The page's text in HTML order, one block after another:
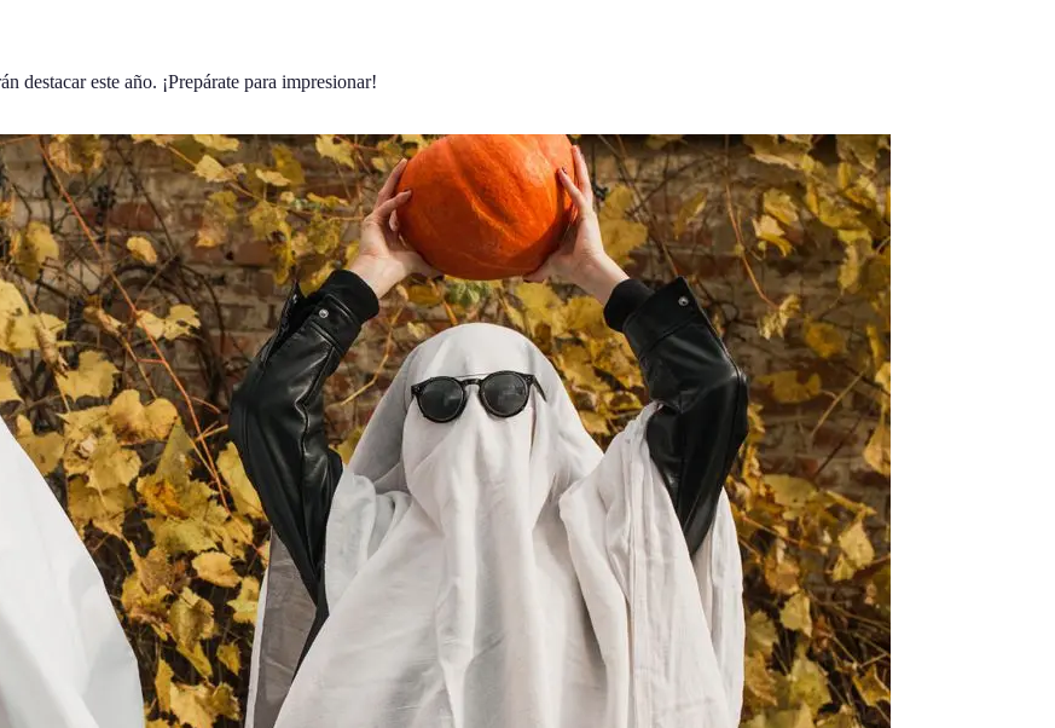
destacar este año. ¡Prepárate para impresionar!